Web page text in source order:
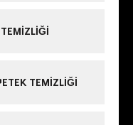
TEMIZLIĞI